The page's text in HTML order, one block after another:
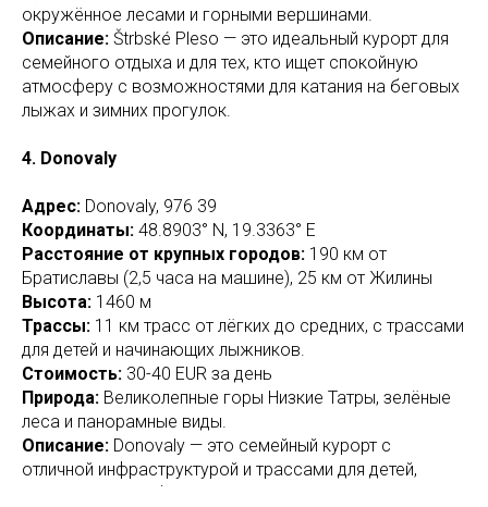
окружённое лесами и горными вершинами.
Описание: Štrbské Pleso — это идеальный курорт для
семейного отдыха и для тех, кто ищет спокойную
атмосферу с возможностями для катания на беговых
лыжах и зимних прогулок.
4. Donovaly
Адрес: Donovaly, 976 39
Координаты: 48.8903° N, 19.3363° E
Расстояние от крупных городов: 190 км от
Братиславы (2,5 часа на машине), 25 км от Жилины
Высота: 1460 м
Трассы: 11 км трасс от лёгких до средних, с трассами
для детей и начинающих лыжников.
Стоимость: 30-40 EUR за день
Природа: Великолепные горы Низкие Татры, зелёные
леса и панорамные виды.
Описание: Donovaly — это семейный курорт с
отличной инфраструктурой и трассами для детей,
новичков и сноубордистов. Здесь также